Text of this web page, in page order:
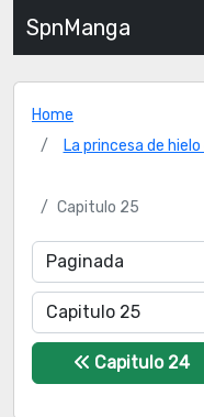
SpnManga
Home
La princesa de
Capitulo 25
Capitulo 24